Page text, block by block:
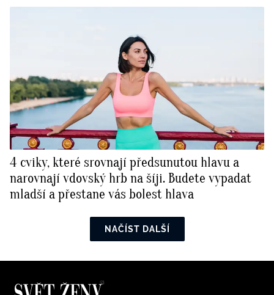
4 cviky, které srovnají předsunutou hlavu a
narovnají vdovský hrb na šíji. Budete vypadat
mladší a přestane vás bolest hlava
NAČÍST DALŠÍ